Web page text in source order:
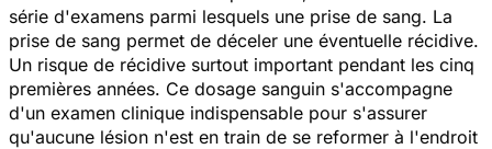
série d'examens parmi lesquels une prise de sang. La
prise de sang permet de déceler une éventuelle récidive.
Un risque de récidive surtout important pendant les cinq
premières années. Ce dosage sanguin s'accompagne
d'un examen clinique indispensable pour s'assurer
qu'aucune lésion n'est en train de se reformer à l'endroit